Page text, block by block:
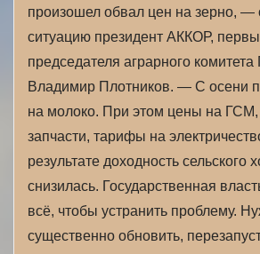
произошел обвал цен на зерно, —
ситуацию президент АККОР,
председателя аграрного
Владимир Плотников. — С осени
на молоко. При этом цены на ГСМ,
запчасти, тарифы на
результате доходность сельского
снизилась. Государственная
всё, чтобы устранить проблему.
существенно обновить,